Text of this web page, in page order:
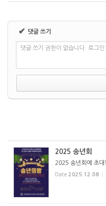
✔ 댓글 쓰기
댓글 쓰기 권한이 없습니다. 로그인
2025 송년회
2025 송년회에 초대
Date 2025.12.08